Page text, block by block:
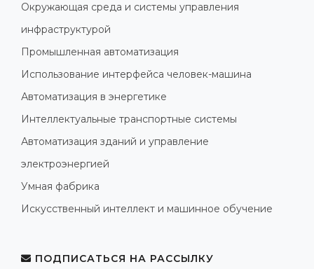
Окружающая среда и системы управления
инфраструктурой
Промышленная автоматизация
Использование интерфейса человек-машина
Автоматизация в энергетике
Интеллектуальные транспортные системы
Автоматизация зданий и управление
электроэнергией
Умная фабрика
Искусственный интеллект и машинное обучение
ПОДПИСАТЬСЯ НА РАССЫЛКУ